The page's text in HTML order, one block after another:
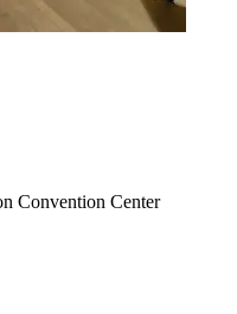
Convention Center